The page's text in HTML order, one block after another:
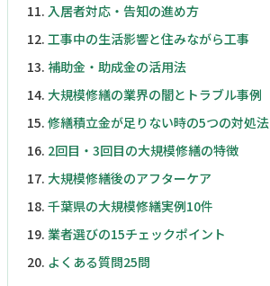
入居者対応・告知の進め方
工事中の生活影響と住みながら工事
補助金・助成金の活用法
大規模修繕の業界の闇とトラブル事例
修繕積立金が足りない時の5つの対処法
2回目・3回目の大規模修繕の特徴
大規模修繕後のアフターケア
千葉県の大規模修繕実例10件
業者選びの15チェックポイント
よくある質問25問